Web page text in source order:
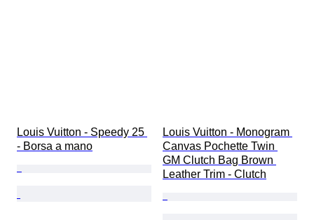
Louis Vuitton - Speedy 25
- Borsa a mano
Louis Vuitton - Monogram
Canvas Pochette Twin
GM Clutch Bag Brown
Leather Trim - Clutch